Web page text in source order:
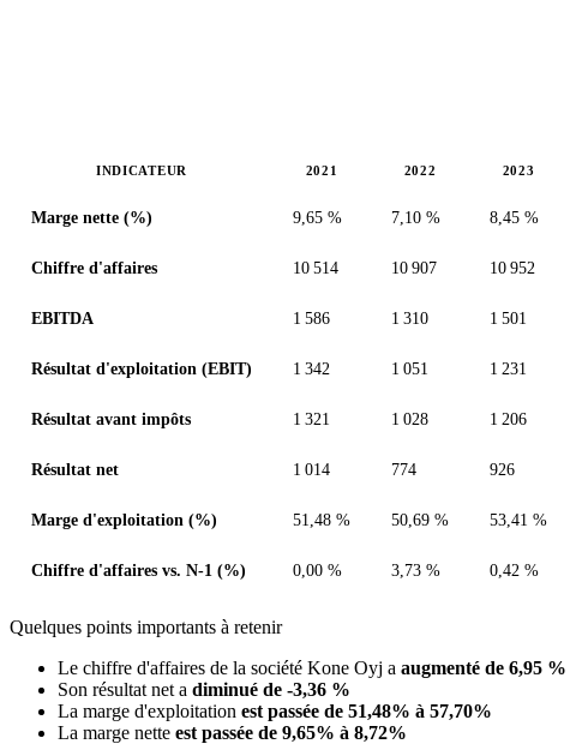
INDICATEUR 2021 2022 2023
Marge nette (%) 9,65 % 7,10 % 8,45 %
Chiffre d'affaires 10 514 10 907 10 952
EBITDA 1 586 1 310 1 501
Résultat d'exploitation (EBIT) 1 342 1 051 1 231
Résultat avant impôts 1 321 1 028 1 206
Résultat net 1 014 774 926
Marge d'exploitation (%) 51,48 % 50,69 % 53,41 %
Chiffre d'affaires vs. N-1 (%) 0,00 % 3,73 % 0,42 %
Quelques points importants à retenir
Le chiffre d'affaires de la société Kone Oyj a augmenté de 6,95 %
Son résultat net a diminué de -3,36 %
La marge d'exploitation est passée de 51,48% à 57,70%
La marge nette est passée de 9,65% à 8,72%